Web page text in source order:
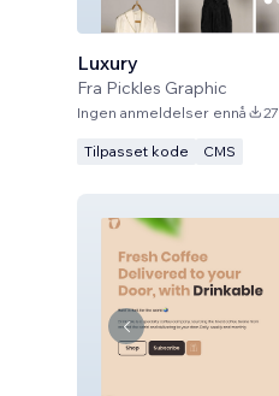
Luxury
Fra Pickles Graphic
Ingen anmeldelser ennå 27
Tilpasset kode CMS